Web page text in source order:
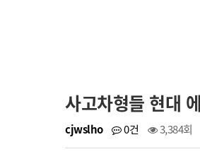
사고차형들 현대
cjwslho 0건 3,384회